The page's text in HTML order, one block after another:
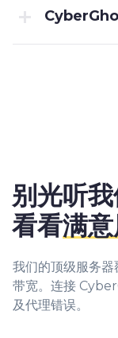
别光听我
看看满
我们的顶级服务
带宽。连接
及代理错误。